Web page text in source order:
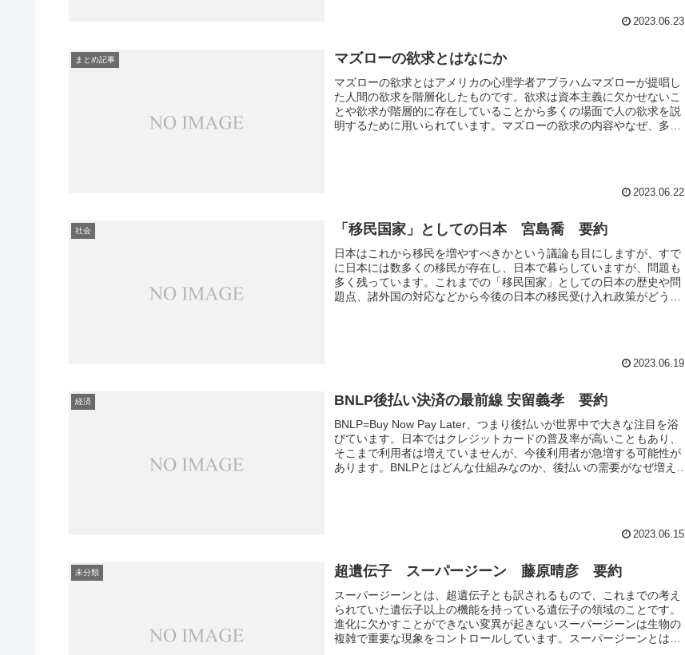
2023.06.23
まとめ記事 マズローの欲求とはなにか
マズローの欲求とはアメリカの心理学者アブラハムマズローが提唱し
た人間の欲求を階層化したものです。欲求は資本主義に欠かせないこ
とや欲求が階層的に存在していることから多くの場面で人の欲求を説
明するために用いられています。マズローの欲求の内容やなぜ、多く
2023.06.22
社会 「移民国家」としての日本 宮島喬 要約
日本はこれから移民を増やすべきかという議論も目にしますが、すで
に日本には数多くの移民が存在し、日本で暮らしていますが、問題も
多く残っています。これまでの「移民国家」としての日本の歴史や問
題点、諸外国の対応などから今後の日本の移民受け入れ政策がどうあ
2023.06.19
経済 BNLP後払い決済の最前線 安留義孝 要約
BNLP=Buy Now Pay Later、つまり後払いが世界中で大きな注目を浴
びています。日本ではクレジットカードの普及率が高いこともあり、
そこまで利用者は増えていませんが、今後利用者が急増する可能性が
あります。BNLPとはどんな仕組みなのか、後払いの需要がなぜ増えて
2023.06.15
未分類 超遺伝子 スーパージーン 藤原晴彦 要約
スーパージーンとは、超遺伝子とも訳されるもので、これまでの考え
られていた遺伝子以上の機能を持っている遺伝子の領域のことです。
進化に欠かすことができない変異が起きないスーパージーンは生物の
複雑で重要な現象をコントロールしています。スーパージーンとは何